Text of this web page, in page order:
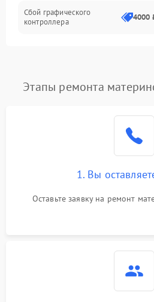
Сбой графического
контроллера
4000
Этапы ремонта
1. Вы
Оставьте заявку на ремонт